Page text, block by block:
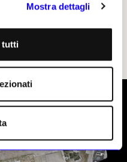
Mostra dettagli
tutti
Vecchia